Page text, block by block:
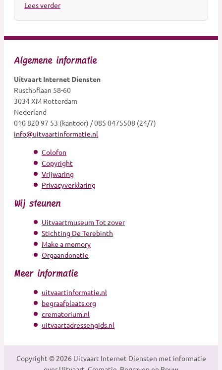
Lees verder
Algemene informatie
Uitvaart Internet Diensten
Rusthoflaan 58-60
3034 XM Rotterdam
Nederland
010 820 97 53 (kantoor) / 085 0475508 (24/7)
info@uitvaartinformatie.nl
Colofon
Copyright
Vrijwaring
Privacyverklaring
Wij steunen
Uitvaartmuseum Tot zover
Stichting De Terebinth
Make a memory
Orgaandonatie
Meer informatie
uitvaartinformatie.nl
begraafplaats.org
crematorium.nl
uitvaartadressengids.nl
Copyright © 2026 Uitvaart Internet Diensten met informatie